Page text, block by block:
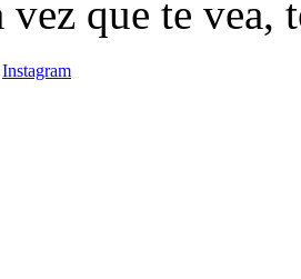
que te vea,
Instagram